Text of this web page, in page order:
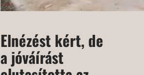
Elnézést kért, de
a jóváírást